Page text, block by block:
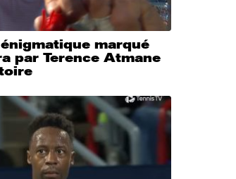
marqué
par Terence Atmane